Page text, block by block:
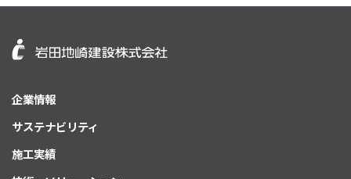
企業情報
サステナビリティ
施工実績